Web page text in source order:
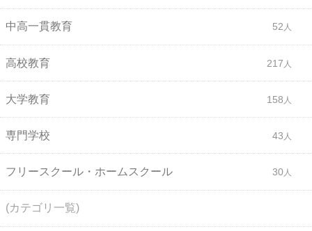
中高一貫教育 52
高校教育 217
大学教育 158
専門学校 43
フリースクール・ホームスクール 30
(カテゴリ一覧)